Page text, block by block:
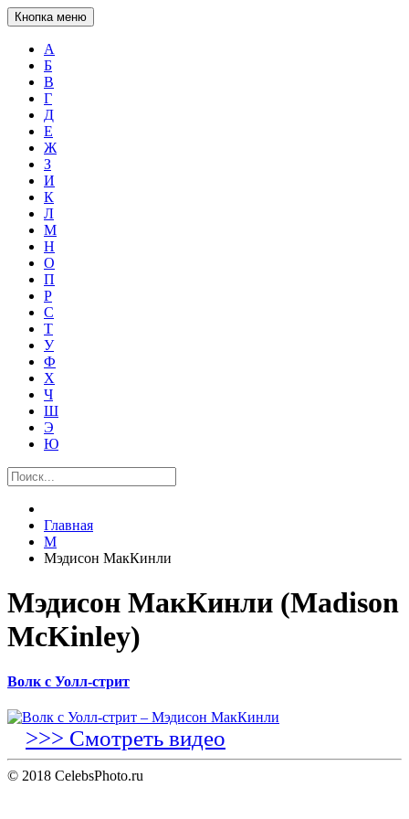
Кнопка меню
А
Б
В
Г
Д
Е
Ж
З
И
К
Л
М
Н
О
П
Р
С
Т
У
Ф
Х
Ч
Ш
Э
Ю
Главная
М
Мэдисон МакКинли
Мэдисон МакКинли (Madison
McKinley)
Волк с Уолл-стрит
>>> Смотреть видео
© 2018 CelebsPhoto.ru